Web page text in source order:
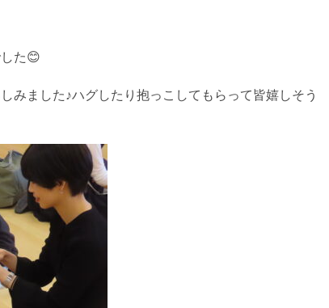
た😊
みました♪ハグしたり抱っこしてもらって皆嬉しそう